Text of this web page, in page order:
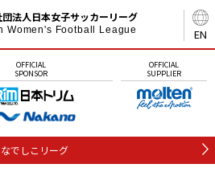
EN
法人日本女子サッカーリーグ
Women's Football League
OFFICIAL
SPONSOR
OFFICIAL
SUPPLIER
なでしこリーグ